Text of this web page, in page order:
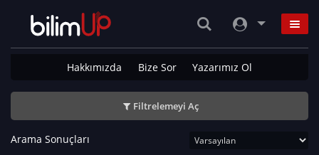
Hakkımızda Bize Sor Yazarımız Ol
Filtrelemeyi Aç
Arama Sonuçları